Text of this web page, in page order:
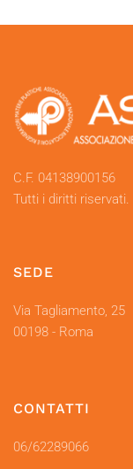
C.F. 04138900156
Tutti i diritti riservati.
SEDE
Via Tagliamento, 25
00198 - Roma
CONTATTI
06/62289066